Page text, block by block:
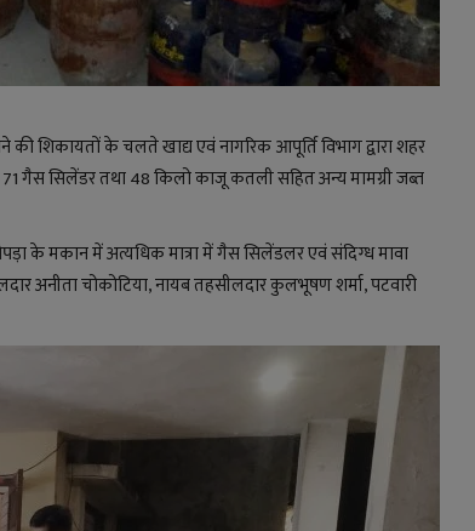
की शिकायतों के चलते खाद्य एवं नागरिक आपूर्ति विभाग द्वारा शहर
गैस सिलेंडर तथा 48 किलो काजू कतली सहित अन्य मामग्री जब्त
के मकान में अत्यधिक मात्रा में गैस सिलेंडलर एवं संदिग्ध मावा
अनीता चोकोटिया, नायब तहसीलदार कुलभूषण शर्मा, पटवारी